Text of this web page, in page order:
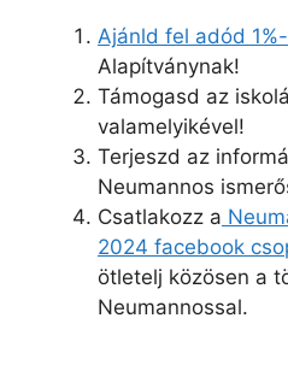
Ajánld fel adód
Alapítványnak!
Támogasd az
valamelyikével!
Terjeszd az
Neumannos
Csatlakozz a
2024 facebook
ötletelj közösen a
Neumannossal.